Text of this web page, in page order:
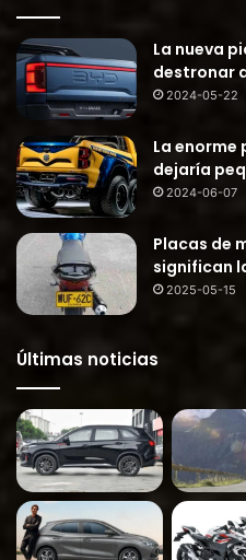
La nueva
destronar
2024-05-22
La enorme
dejaría
2024-06-07
Placas de
significan
2025-05-15
Últimas noticias